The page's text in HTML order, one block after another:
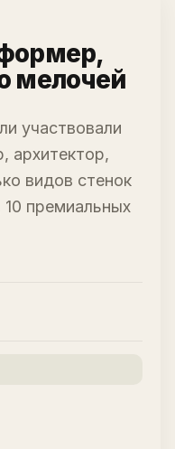
мелочей
участвовали
архитектор,
видов стенок
10 премиальных